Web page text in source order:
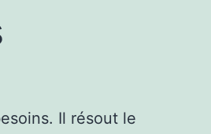
Il résout le